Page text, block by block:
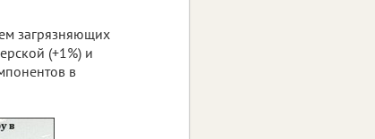
загрязняющих
(+1%) и
в